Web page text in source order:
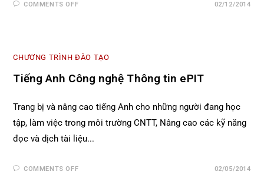
COMMENTS OFF 02/12/2014
CHƯƠNG TRÌNH ĐÀO TẠO
Tiếng Anh Công nghệ Thông tin ePIT
Trang bị và nâng cao tiếng Anh cho những người đang học
tập, làm việc trong môi trường CNTT, Nâng cao các kỹ năng
đọc và dịch tài liệu...
COMMENTS OFF 02/05/2014